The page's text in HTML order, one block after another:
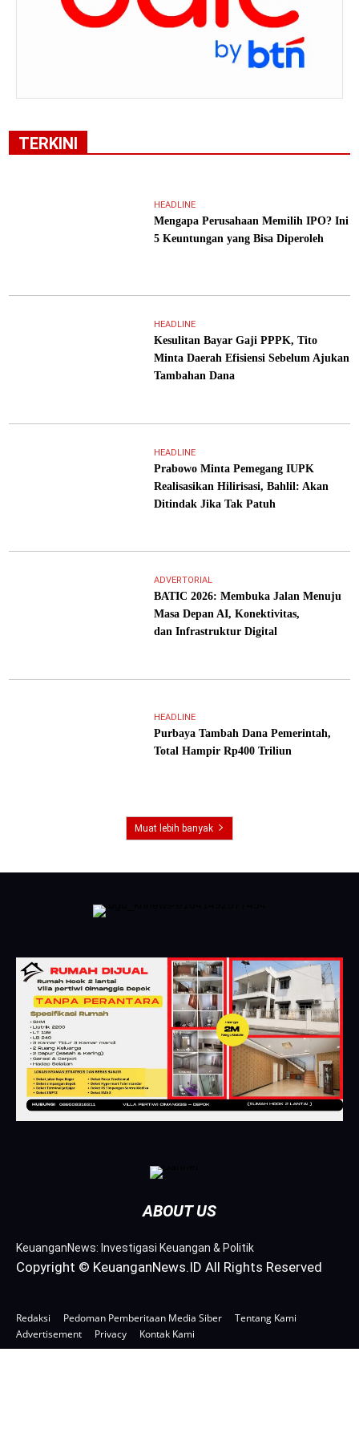
TERKINI
HEADLINE
Mengapa Perusahaan Memilih IPO? Ini
5 Keuntungan yang Bisa Diperoleh
HEADLINE
Kesulitan Bayar Gaji PPPK, Tito
Minta Daerah Efisiensi Sebelum Ajukan
Tambahan Dana
HEADLINE
Prabowo Minta Pemegang IUPK
Realisasikan Hilirisasi, Bahlil: Akan
Ditindak Jika Tak Patuh
ADVERTORIAL
BATIC 2026: Membuka Jalan Menuju
Masa Depan AI, Konektivitas,
dan Infrastruktur Digital
HEADLINE
Purbaya Tambah Dana Pemerintah,
Total Hampir Rp400 Triliun
Muat lebih banyak
ABOUT US
KeuanganNews: Investigasi Keuangan & Politik
Copyright © KeuanganNews.ID All Rights Reserved
Redaksi Pedoman Pemberitaan Media Siber
Tentang Kami
Advertisement
Privacy Kontak Kami